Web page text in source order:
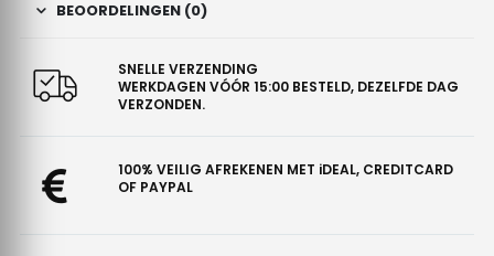
BEOORDELINGEN (0)
SNELLE VERZENDING
WERKDAGEN VÓÓR 15:00 BESTELD, DEZELFDE DAG
VERZONDEN.
100% VEILIG AFREKENEN MET iDEAL, CREDITCARD
OF PAYPAL